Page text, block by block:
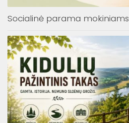
Socialinė parama mokiniams